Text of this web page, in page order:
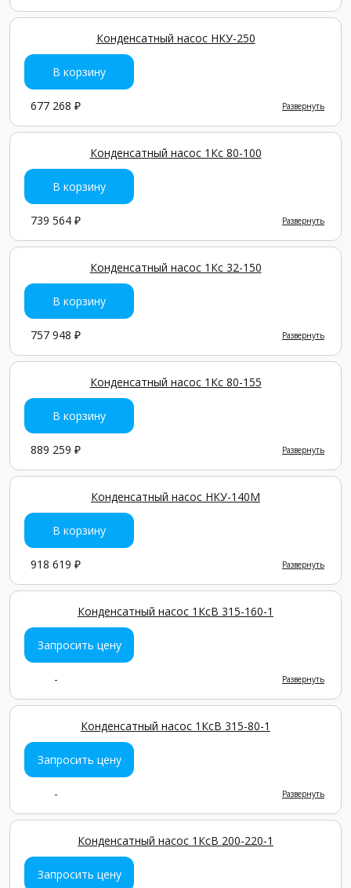
Конденсатный насос НКУ-250
В корзину
677 268 ₽ Развернуть
Конденсатный насос 1Кс 80-100
В корзину
739 564 ₽ Развернуть
Конденсатный насос 1Кс 32-150
В корзину
757 948 ₽ Развернуть
Конденсатный насос 1Кс 80-155
В корзину
889 259 ₽ Развернуть
Конденсатный насос НКУ-140М
В корзину
918 619 ₽ Развернуть
Конденсатный насос 1КсВ 315-160-1
Запросить цену
- Развернуть
Конденсатный насос 1КсВ 315-80-1
Запросить цену
- Развернуть
Конденсатный насос 1КсВ 200-220-1
Запросить цену